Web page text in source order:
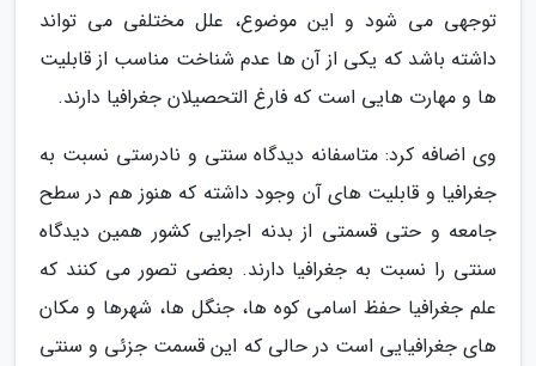
توجهی می شود و این موضوع، علل مختلفی می تواند
داشته باشد که یکی از آن ها عدم شناخت مناسب از قابلیت
ها و مهارت هایی است که فارغ التحصیلان جغرافیا دارند.
وی اضافه کرد: متاسفانه دیدگاه سنتی و نادرستی نسبت به
جغرافیا و قابلیت های آن وجود داشته که هنوز هم در سطح
جامعه و حتی قسمتی از بدنه اجرایی کشور همین دیدگاه
سنتی را نسبت به جغرافیا دارند. بعضی تصور می کنند که
علم جغرافیا حفظ اسامی کوه ها، جنگل ها، شهرها و مکان
های جغرافیایی است در حالی که این قسمت جزئی و سنتی